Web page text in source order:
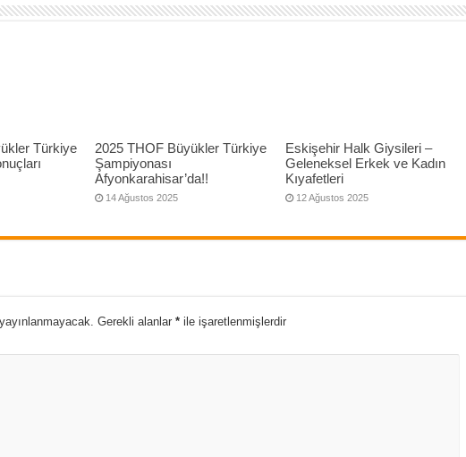
Türkiye
2025 THOF Büyükler Türkiye
Şampiyonası
Afyonkarahisar’da!!
14 Ağustos 2025
Eskişehir Halk Giysileri –
Geleneksel Erkek ve Kadın
Kıyafetleri
12 Ağustos 2025
Gerekli alanlar *ile işaretlenmişlerdir